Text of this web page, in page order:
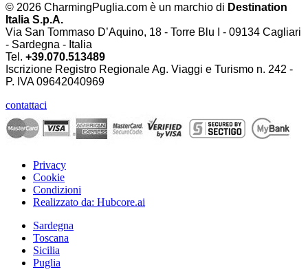
© 2026 CharmingPuglia.com è un marchio di Destination
Italia S.p.A.
Via San Tommaso D’Aquino, 18 - Torre Blu I - 09134 Cagliari
- Sardegna - Italia
Tel. +39.070.513489
Iscrizione Registro Regionale Ag. Viaggi e Turismo n. 242 -
P. IVA09642040969
contattaci
Privacy
Cookie
Condizioni
Realizzato da: Hubcore.ai
Sardegna
Toscana
Sicilia
Puglia